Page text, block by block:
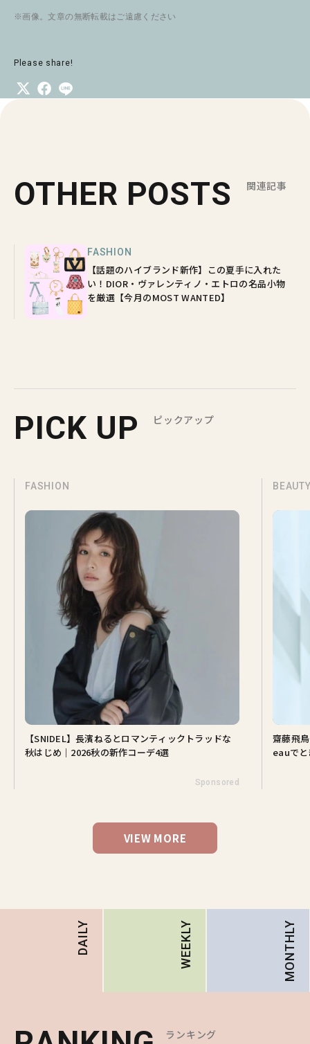
※画像。文章の無断転載はご遠慮ください
Please share!
OTHER POSTS 関連記事
FASHION
【話題のハイブランド新作】この夏手に入れた
い！DIOR・ヴァレンティノ・エトロの名品小物
を厳選【今月のMOST WANTED】
PICK UP ピックアップ
FASHION
【SNIDEL】長濱ねるとロマンティックトラッドな
秋はじめ｜2026秋の新作コーデ4選
Sponsored
齋藤飛
eauでと
VIEW MORE
DAILY WEEKLY MONTHLY
ランキング
ランキング
ランキング